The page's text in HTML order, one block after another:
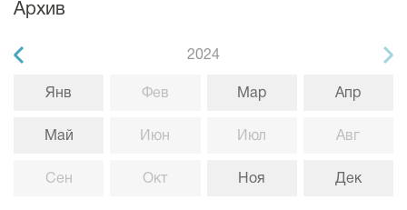
Архив
2024
Янв
Май
Сен
Фев
Июн
Окт
Мар
Июл
Ноя
Апр
Авг
Дек